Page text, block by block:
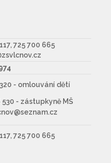
725 700 665
- omlouvání dětí
- zástupkyně MŠ
725 700 665